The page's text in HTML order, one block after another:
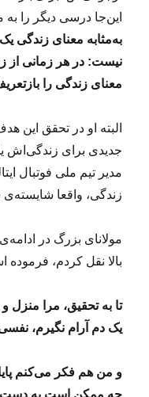
این‌جا درسی دیگر را به
به‌مثابه معنای زندگی
نیست: در هر زمانی
معنای زندگی را
البته او در تحقق این
جدیدی برای زندگی‌اش
مدیر تیم ملی فوتبال
زندگی، واقعا
مولانای بزرگ در
بالا نقل کردم، فرموده
تا به تحقیق، مرا منزل و
یک دم آرام نگیرم،
و من هم فکر می‌کنم
چه ممکن است به